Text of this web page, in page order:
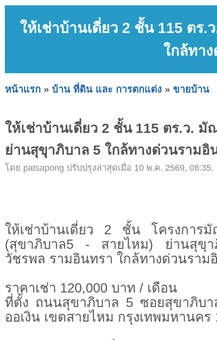
ให้เช่าบ้านเดี่ยว 2 ชั้น 115 ต
ใกล้ทา
หน้าแรก » บ้าน ที่ดิน และ การตกแต่ง » ขายบ้าน
ให้เช่าบ้านเดี่ยว 2 ชั้น 115 ตร.ว.
ย่านสุขุาภิบาล 5 ใกล้ทางด่วนรามอิ
โดย patsapong ปรับปรุงล่าสุดเมื่อ 10 พ.ค. 2569, 08:35.
ให้เช่าบ้านเดี่ยว 2 ชั้น โครงการ
(สุขาภิบาล5 - สายไหม) ย่านสุขุ
วัชรพล รามอินทรา ใกล้ทางด่วนราม
ราคาเช่า 120,000 บาท / เดือน
ที่ตั้ง ถนนสุขาภิบาล 5 ซอยสุขาภิบา
ออเงิน เขตสายไหม กรุงเทพมหานคร